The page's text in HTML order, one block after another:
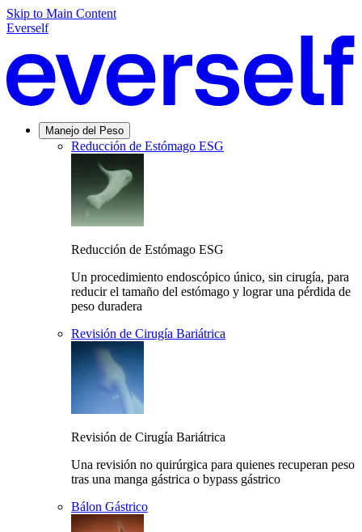
Skip to Main Content
Everself
Manejo del Peso
Reducción de Estómago ESG
Reducción de Estómago ESG
Un procedimiento endoscópico único, sin cirugía, para
reducir el tamaño del estómago y lograr una pérdida de
peso duradera
Revisión de Cirugía Bariátrica
Revisión de Cirugía Bariátrica
Una revisión no quirúrgica para quienes recuperan peso
tras una manga gástrica o bypass gástrico
Bálon Gástrico